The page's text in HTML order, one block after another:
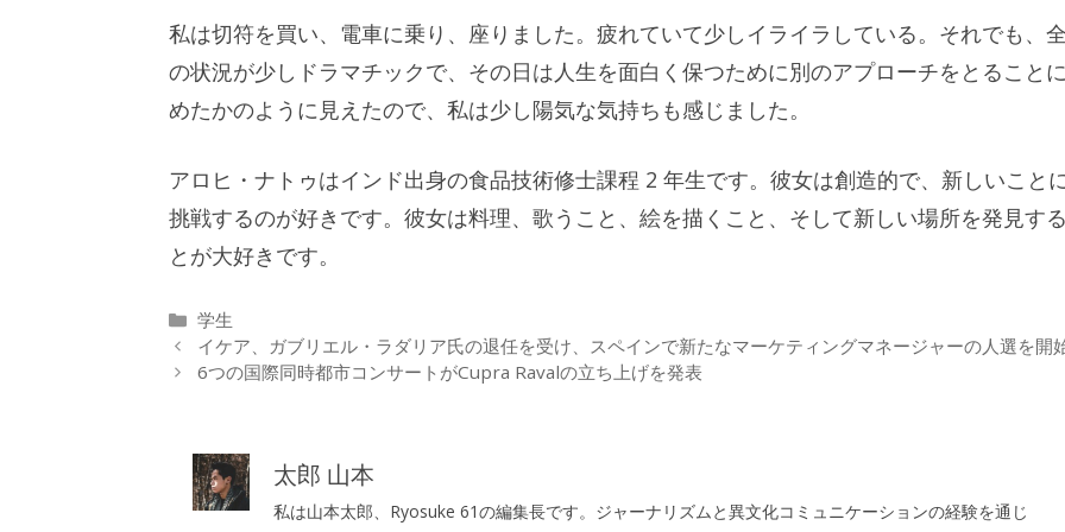
私は切符を買い、電車に乗り、座りました。疲れていて少しイライラしている。それでも、
の状況が少しドラマチックで、その日は人生を面白く保つために別のアプローチをとること
めたかのように見えたので、私は少し陽気な気持ちも感じました。
アロヒ・ナトゥはインド出身の食品技術修士課程 2 年生です。彼女は創造的で、新しいこと
挑戦するのが好きです。彼女は料理、歌うこと、絵を描くこと、そして新しい場所を発見す
とが大好きです。
カ
テ
ゴ
学生
イケア、ガブリエル・ラダリア氏の退任を受け、スペインで新たなマーケティングマネージャーの人選を開
6つの国際同時都市コンサートがCupra Ravalの立ち上げを発表
太郎 山本
私は山本太郎、Ryosuke 61の編集長です。ジャーナリズムと異文化コミュニケーションの経験を通じ